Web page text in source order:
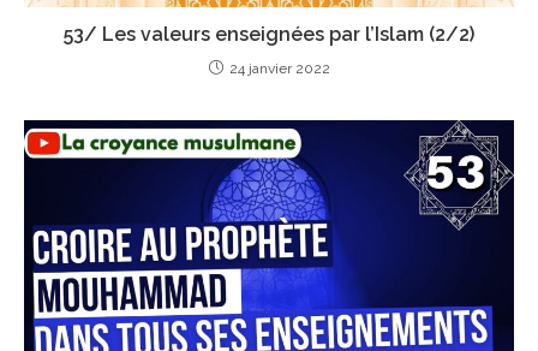
53/ Les valeurs enseignées par l’Islam (2/2)
24 janvier 2022